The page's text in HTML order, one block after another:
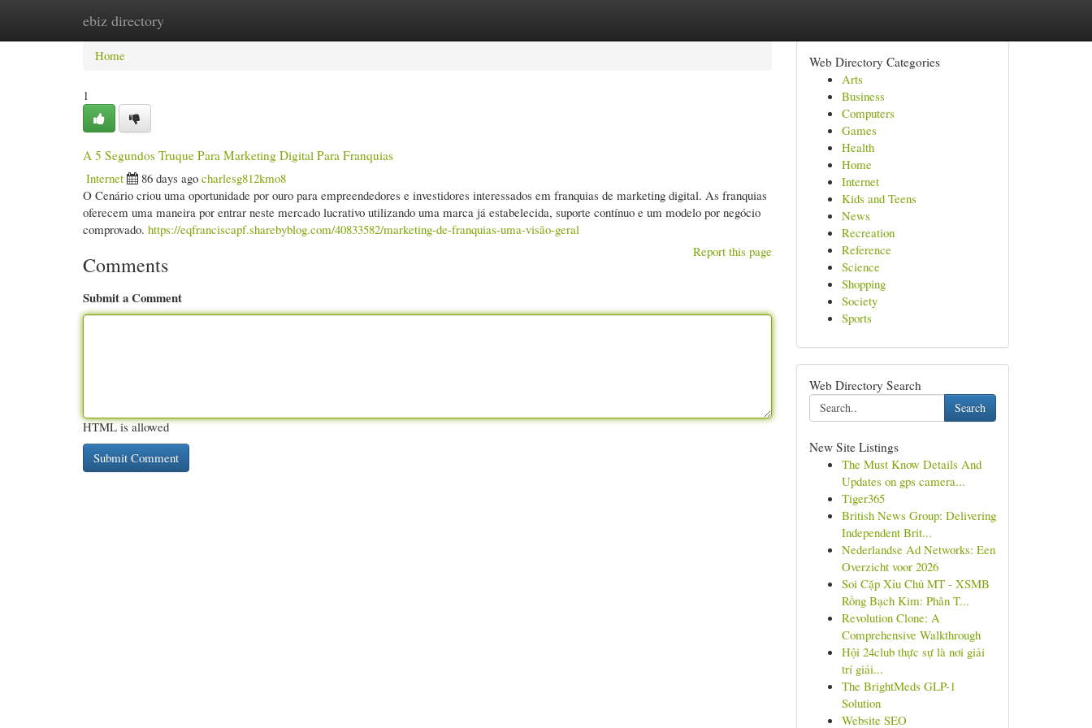
ebiz directory
Home New Site Listings
Home
1
A 5 Segundos Truque Para Marketing Digital Para Franquias
Internet
86 days ago charlesg812kmo8
O Cenário criou uma oportunidade por ouro para empreendedores e investidores interessados em franquias de marketing digital. As franquias
oferecem uma maneira por entrar neste mercado lucrativo utilizando uma marca já estabelecida, suporte contínuo e um modelo por negócio
comprovado. https://eqfranciscapf.sharebyblog.com/40833582/marketing-de-franquias-uma-visão-geral
Report this page
Comments
Submit a Comment
HTML is allowed
Web Directory Categories
Arts
Business
Computers
Games
Health
Home
Internet
Kids and Teens
News
Recreation
Reference
Science
Shopping
Society
Sports
Web Directory Search
Search
New Site Listings
The Must Know Details And
Updates on gps camera...
Tiger365
British News Group: Delivering
Independent Brit...
Nederlandse Ad Networks: Een
Overzicht voor 2026
Soi Cặp Xỉu Chủ MT - XSMB
Rồng Bạch Kim: Phân T...
Revolution Clone: A
Comprehensive Walkthrough
Hội 24club thực sự là nơi giải
trí giải...
The BrightMeds GLP-1
Solution
Website SEO